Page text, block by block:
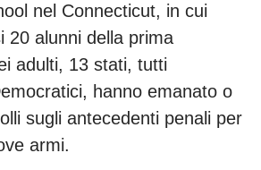
nel Connecticut, in cui
20 alunni della prima
adulti, 13 stati, tutti
hanno emanato o
sugli antecedenti penali per
armi.